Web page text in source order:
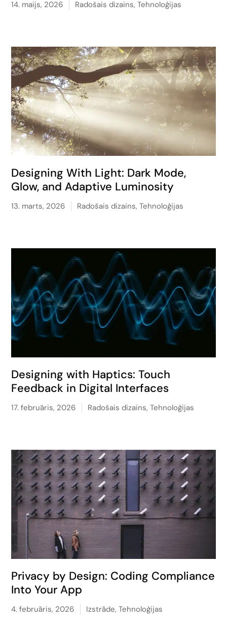
14. maijs, 2026 Radošais dizains,Tehnoloģijas
Designing With Light: Dark Mode,
Glow, and Adaptive Luminosity
13. marts, 2026 Radošais dizains,Tehnoloģijas
Designing with Haptics: Touch
Feedback in Digital Interfaces
17. februāris, 2026 Radošais dizains,Tehnoloģijas
Privacy by Design: Coding Compliance
Into Your App
4. februāris, 2026 Izstrāde,Tehnoloģijas